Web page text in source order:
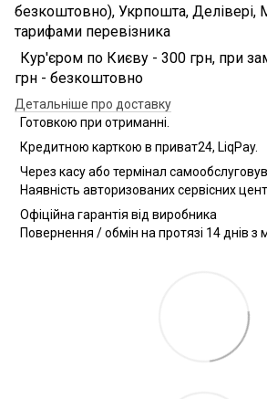
безкоштовно), Укрпошта, Делівері,
тарифами перевізника
Кур'єром по Києву - 300 грн, при
грн - безкоштовно
Детальніше про доставку
Готовкою при отриманні.
Кредитною карткою в приват24, LiqPay.
Через касу або термінал
Наявність авторизованих сервісних
Офіційна гарантія від виробника
Повернення / обмін на протязі 14 днів з